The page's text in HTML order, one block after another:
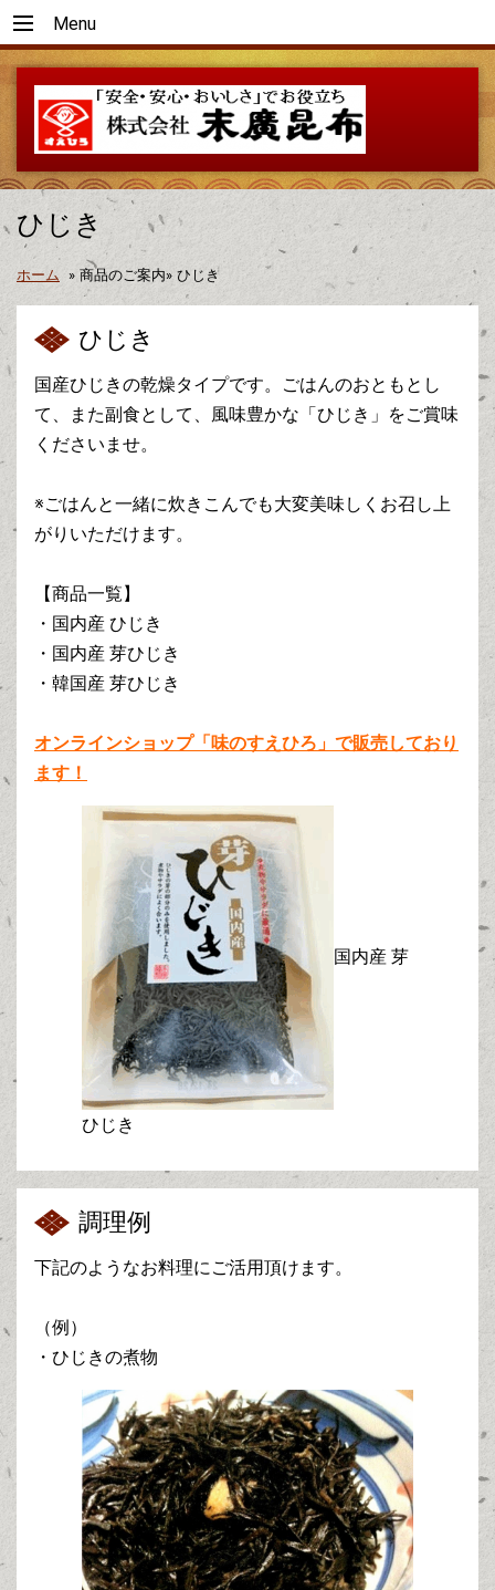
Menu
ひじき
ホーム » 商品のご案内» ひじき
ひじき
国産ひじきの乾燥タイプです。ごはんのおともとし
て、また副食として、風味豊かな「ひじき」をご賞味
くださいませ。
※ごはんと一緒に炊きこんでも大変美味しくお召し上
がりいただけます。
【商品一覧】
・国内産 ひじき
・国内産 芽ひじき
・韓国産 芽ひじき
オンラインショップ「味のすえひろ」で販売しており
ます！
国内産 芽
ひじき
調理例
下記のようなお料理にご活用頂けます。
（例）
・ひじきの煮物